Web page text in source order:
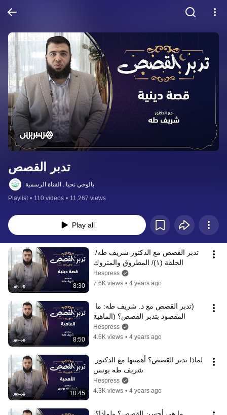
تدبر القصص
بالوحي نحيا . القناة الرسمية
Playlist • 110 videos • 11,267 views
Play all
8:30
الحلقة (١)/ المطروق والمتروك
Hespress
7.6K views • 4 years ago
8:50
المقصود بتدبر القصص؟ (الماهية
Hespress
4.6K views • 4 years ago
10:45
شريف طه يونس
Hespress
4.3K views • 4 years ago